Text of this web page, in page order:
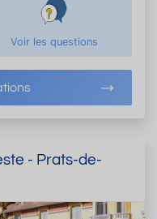
Voir les questions
- Prats-de-